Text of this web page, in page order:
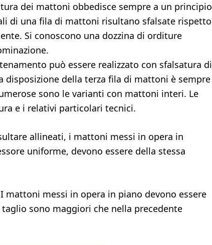
dei mattoni obbedisce sempre a un principio
di una fila di mattoni risultano sfalsate rispetto
Si conoscono una dozzina di orditure
può essere realizzato con sfalsatura di
disposizione della terza fila di mattoni è sempre
sono le varianti con mattoni interi. Le
e i relativi particolari tecnici.
allineati, i mattoni messi in opera in
uniforme, devono essere della stessa
mattoni messi in opera in piano devono essere
sono maggiori che nella precedente